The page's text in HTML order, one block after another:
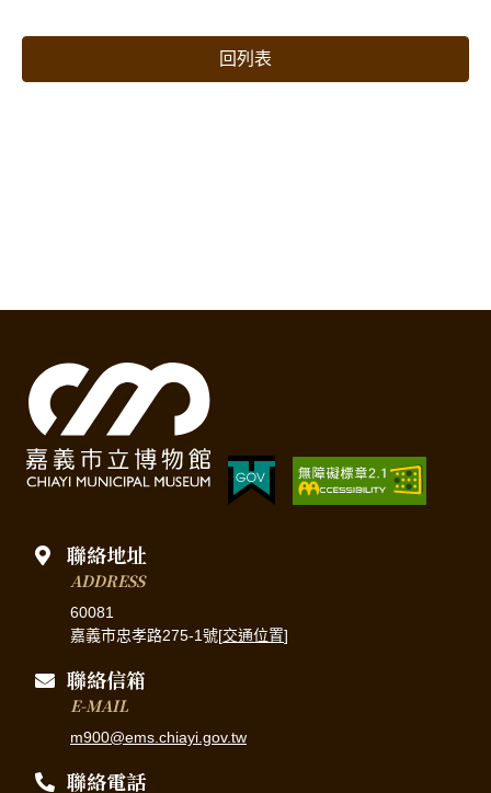
回列表
聯絡地址
ADDRESS
60081
嘉義市忠孝路275-1號[交通位置]
聯絡信箱
E-MAIL
m900@ems.chiayi.gov.tw
聯絡電話